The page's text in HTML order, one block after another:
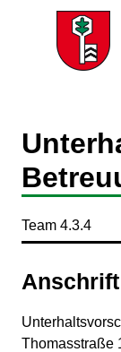
Zum Hauptinhalt
Zum Header
Zum Hauptinhalt
Zum Footer
Team 4.3.4
Anschrift
Thomasstraße